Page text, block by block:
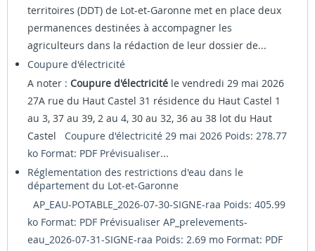
territoires (DDT) de Lot-et-Garonne met en place deux
permanences destinées à accompagner les
agriculteurs dans la rédaction de leur dossier de...
Coupure d'électricité
A noter : Coupure d'électricité le vendredi 29 mai 2026
27A rue du Haut Castel 31 résidence du Haut Castel 1
au 3, 37 au 39, 2 au 4, 30 au 32, 36 au 38 lot du Haut
Castel Coupure d'électricité 29 mai 2026 Poids: 278.77
ko Format: PDF Prévisualiser...
Réglementation des restrictions d'eau dans le
département du Lot-et-Garonne
AP_EAU-POTABLE_2026-07-30-SIGNE-raa Poids: 405.99
ko Format: PDF Prévisualiser AP_prelevements-
eau_2026-07-31-SIGNE-raa Poids: 2.69 mo Format: PDF